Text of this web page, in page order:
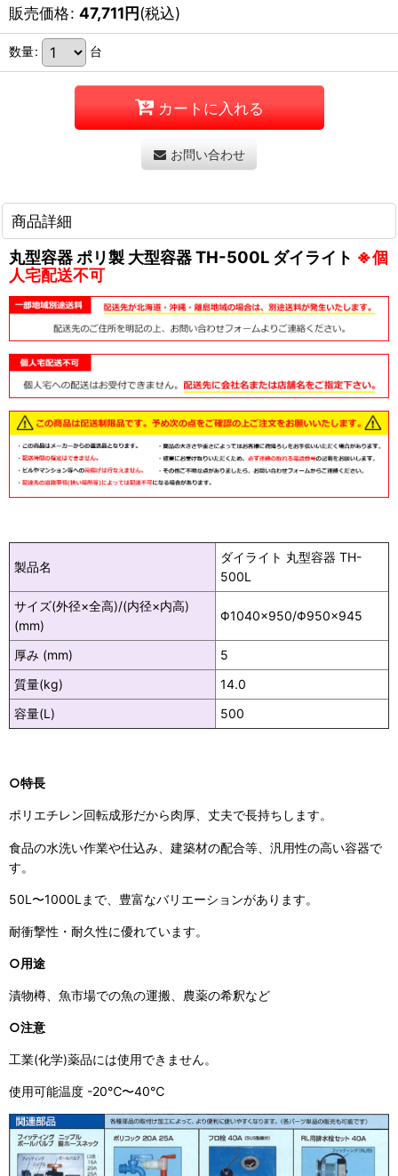
販売価格: 47,711円(税込)
数量: 台
カートに入れる
お問い合わせ
商品詳細
丸型容器 ポリ製 大型容器 TH-500L ダイライト ※個
人宅配送不可
製品名
ダイライト 丸型容器 TH-
500L
サイズ(外径×全高)/(内径×内高)
(mm)
Φ1040×950/Φ950×945
厚み (mm)
5
質量(kg)
14.0
容量(L)
500
○特長
ポリエチレン回転成形だから肉厚、丈夫で長持ちします。
食品の水洗い作業や仕込み、建築材の配合等、汎用性の高い容器で
す。
50L〜1000Lまで、豊富なバリエーションがあります。
耐衝撃性・耐久性に優れています。
○用途
漬物樽、魚市場での魚の運搬、農薬の希釈など
○注意
工業(化学)薬品には使用できません。
使用可能温度 -20℃〜40℃